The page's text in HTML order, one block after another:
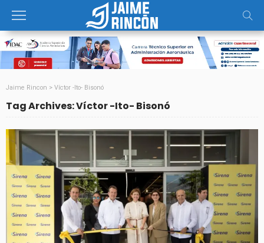
Jaime Rincon > Víctor -Ito- Bisonó
Tag Archives: Víctor -Ito- Bisonó